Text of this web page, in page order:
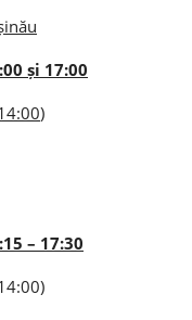
și 17:00
)
– 17:30